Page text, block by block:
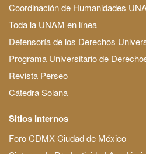
Coordinación de Humanidades
Toda la UNAM en línea
Defensoría de los Derechos
Programa Universitario de
Revista Perseo
Cátedra Solana
Sitios Internos
Foro CDMX Ciudad de México